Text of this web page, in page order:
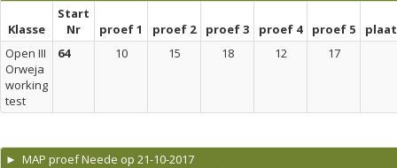
Klasse
Start
Nr
proef 1 proef 2 proef 3 proef 4 proef 5
Open III
Orweja
working
test
64 10 15 18 12 17
► MAP proef Neede op 21-10-2017